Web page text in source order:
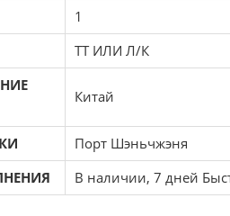
1
ТТ ИЛИ Л/К
Китай
Порт Шэньчжэня
В наличии, 7 дней